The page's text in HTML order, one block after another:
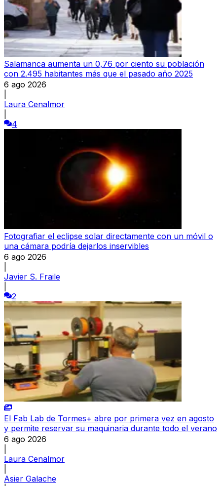
Salamanca aumenta un 0,76 por ciento su población
con 2.495 habitantes más que el pasado año 2025
6 ago 2026
Laura Cenalmor
4
Fotografiar el eclipse solar directamente con un móvil o
una cámara podría dejarlos inservibles
6 ago 2026
Javier S. Fraile
2
El Fab Lab de Tormes+ abre por primera vez en agosto
y permite reservar su maquinaria durante todo el verano
6 ago 2026
Laura Cenalmor
Asier Galache